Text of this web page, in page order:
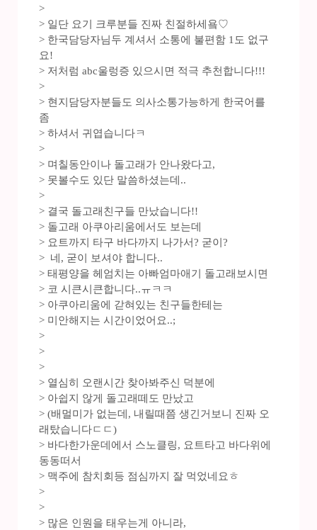
>
> 일단 요기 크루분들 진짜 친절하세욬♡
> 한국담당자님두 계셔서 소통에 불편함 1도 없구
요!
> 저처럼 abc울렁증 있으시면 적극 추천합니다!!!
>
> 현지담당자분들도 의사소통가능하게 한국어를
좀
> 하셔서 귀엽습니다ㅋ
>
> 며칠동안이나 돌고래가 안나왔다고,
> 못볼수도 있단 말씀하셨는데..
>
> 결국 돌고래친구들 만났습니다!!
> 돌고래 아쿠아리움에서도 보는데
> 요트까지 타구 바다까지 나가서? 굳이?
> 네, 굳이 보셔야 합니다..
> 태평양을 헤엄치는 아빠엄마애기 돌고래보시면
> 코 시큰시큰합니다..ㅠㅋㅋ
> 아쿠아리움에 갇혀있는 친구들한테는
> 미안해지는 시간이었어요..;
>
>
>
> 열심히 오랜시간 찾아봐주신 덕분에
> 아쉽지 않게 돌고래떼도 만났고
> (배멀미가 없는데, 내릴때쯤 생긴거보니 진짜 오
래탔습니다ㄷㄷ)
> 바다한가운데에서 스노클링, 요트타고 바다위에
동동떠서
> 맥주에 참치회등 점심까지 잘 먹었네요ㅎ
>
>
> 많은 인원을 태우는게 아니라,